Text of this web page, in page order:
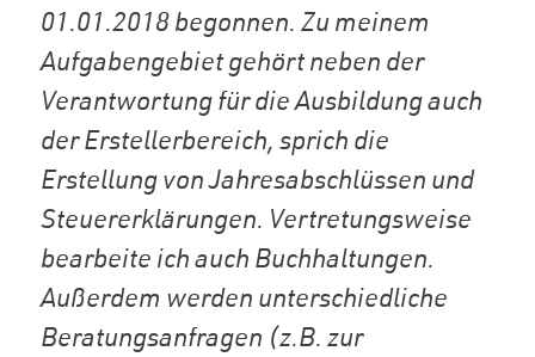
01.01.2018 begonnen. Zu meinem
Aufgabengebiet gehört neben der
Verantwortung für die Ausbildung auch
der Erstellerbereich, sprich die
Erstellung von Jahresabschlüssen und
Steuererklärungen. Vertretungsweise
bearbeite ich auch Buchhaltungen.
Außerdem werden unterschiedliche
Beratungsanfragen (z.B. zur